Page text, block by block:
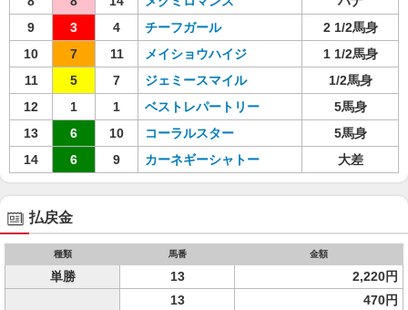
9
3 4 チーフガール
2 1/2馬身
10
7 11 メイショウハイジ
1 1/2馬身
11
5 7 ジェミースマイル
1/2馬身
12
1 1 ベストレパートリー
5馬身
13
6 10 コーラルスター
5馬身
14
6 9 カーネギーシャトー 大差
払戻金
種類 馬番 金額
単勝 13 2,220円
13
470円